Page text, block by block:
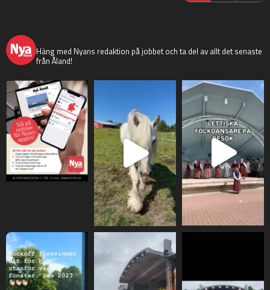
Häng med Nyans redaktion på jobbet och ta del av allt det senaste
från Åland!